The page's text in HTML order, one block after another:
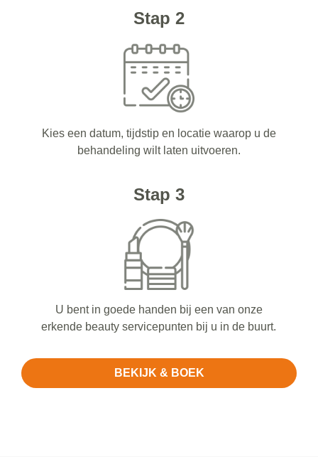
Stap 2
Kies een datum, tijdstip en locatie waarop u de
behandeling wilt laten uitvoeren.
Stap 3
U bent in goede handen bij een van onze
erkende beauty servicepunten bij u in de buurt.
BEKIJK & BOEK